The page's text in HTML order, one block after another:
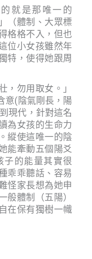
就是那唯一的
（體制、大眾標
格格不入，但也
位小女孩雖然年
特，使得她跟周
，勿用取女。」
意(陰氣剛長，陽
現代，針對這名
為女孩的生命力
縱使這唯一的陰
能牽動五個陽爻
子的能量其實很
乖乖聽話、容易
怪家長想為她申
般體制（五陽）
在保有獨樹一幟